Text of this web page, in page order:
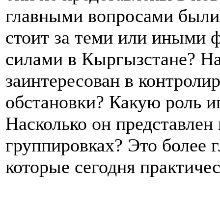
главными вопросами
стоит за теми или иными
силами в Кыргызстане?
заинтересован в
обстановки? Какую роль
Насколько он
группировках? Это более
которые сегодня